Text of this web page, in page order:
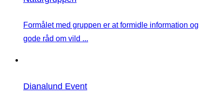
Formålet med gruppen er at formidle information og
gode råd om vild ...
Dianalund Event